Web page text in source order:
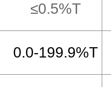
≤0.5%T
0.0-199.9%T